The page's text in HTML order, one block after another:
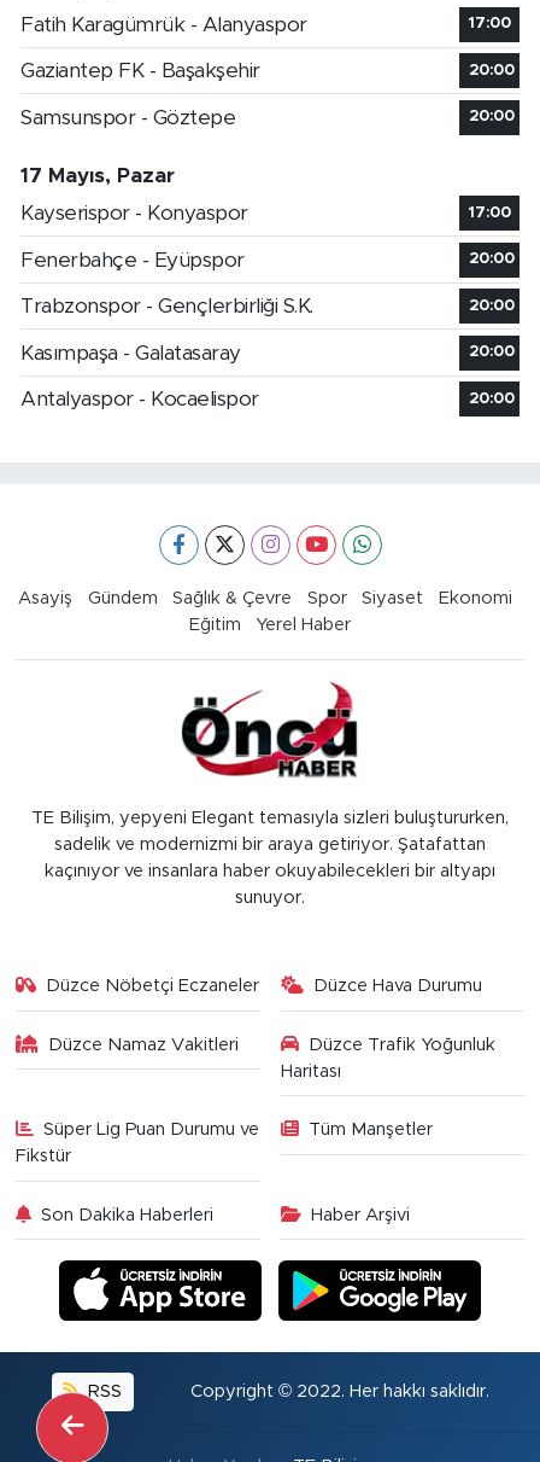
Fatih Karagümrük - Alanyaspor
17:00
Gaziantep FK - Başakşehir 20:00
Samsunspor - Göztepe 20:00
17 Mayıs, Pazar
Kayserispor - Konyaspor
17:00
Fenerbahçe - Eyüpspor 20:00
Trabzonspor - Gençlerbirliği S.K. 20:00
Kasımpaşa - Galatasaray 20:00
Antalyaspor - Kocaelispor 20:00
Asayiş Gündem Sağlık & Çevre Spor Siyaset
Ekonomi
Eğitim
Yerel Haber
TE Bilişim, yepyeni Elegant temasıyla sizleri buluştururken,
sadelik ve modernizmi bir araya getiriyor. Şatafattan
kaçınıyor ve insanlara haber okuyabilecekleri bir altyapı
sunuyor.
Düzce Nöbetçi Eczaneler Düzce Hava Durumu
Düzce Namaz Vakitleri
Düzce Trafik Yoğunluk
Haritası
Süper Lig Puan Durumu ve
Fikstür
Tüm Manşetler
Son Dakika Haberleri Haber Arşivi
RSS Copyright © 2022. Her hakkı saklıdır.